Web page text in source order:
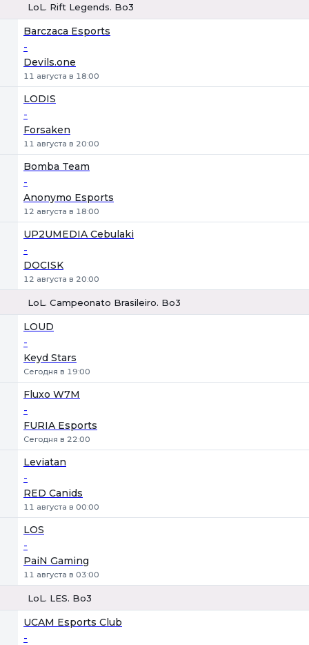
LoL. Rift Legends. Bo3
Barczaca Esports
-
Devils.one
11 августа в 18:00
LODIS
-
Forsaken
11 августа в 20:00
Bomba Team
-
Anonymo Esports
12 августа в 18:00
UP2UMEDIA Cebulaki
-
DOCISK
12 августа в 20:00
LoL. Campeonato Brasileiro. Bo3
LOUD
-
Keyd Stars
Сегодня в 19:00
Fluxo W7M
-
FURIA Esports
Сегодня в 22:00
Leviatan
-
RED Canids
11 августа в 00:00
LOS
-
PaiN Gaming
11 августа в 03:00
LoL. LES. Bo3
UCAM Esports Club
-